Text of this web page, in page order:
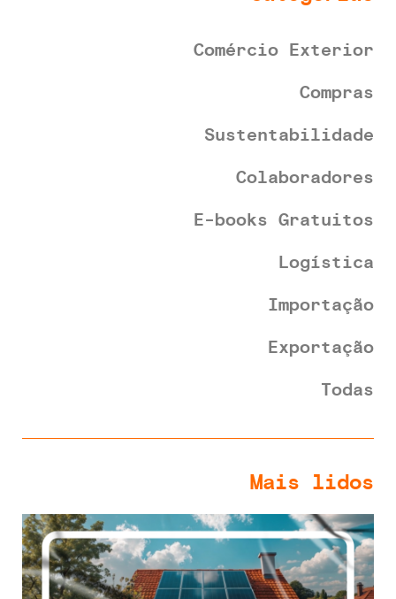
Comércio Exterior
Compras
Sustentabilidade
Colaboradores
E-books Gratuitos
Logística
Importação
Exportação
Todas
Mais lidos